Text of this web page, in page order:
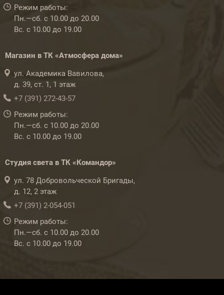
Режим работы:
Пн.—сб. с 10.00 до 20.00
Вс. с 10.00 до 19.00
Магазин в ТК «Атмосфера дома»
ул. Академика Вавилова,
д. 39, ст. 1, 1 этаж
+7 (391) 272-43-57
Режим работы:
Пн.—сб. с 10.00 до 20.00
Вс. с 10.00 до 19.00
Студия света в ТК «Командор»
ул. 78 Добровольческой Бригады,
д. 12, 2 этаж
+7 (391) 2-054-051
Режим работы:
Пн.—сб. с 10.00 до 20.00
Вс. с 10.00 до 19.00